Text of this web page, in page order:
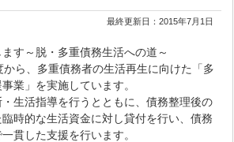
最終更新日：2015年7月1日
す～脱・多重債務生活への道～
ら、多重債務者の生活再生に向けた「多
業」を実施しています。
生活指導を行うとともに、債務整理後の
時的な生活資金に対し貸付を行い、債務
貫した支援を行います。